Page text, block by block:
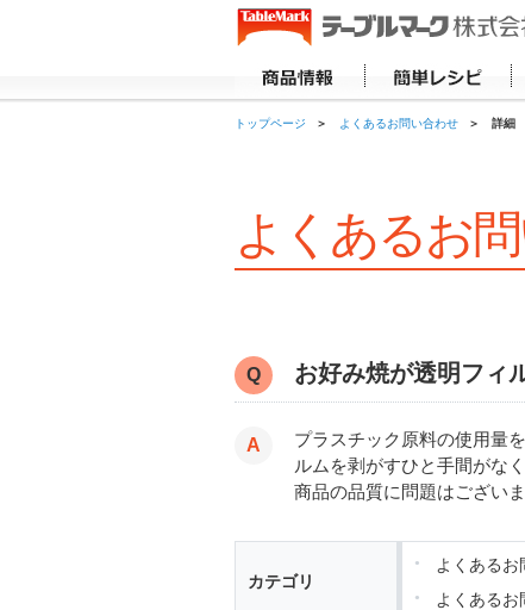
トップページ よくあるお問い合わせ 詳細
よくあるお
お好み焼が透明フィ
プラスチック原料の使用量
ルムを剥がすひと手間がな
商品の品質に問題はござい
カテゴリ
よくあるお
よくあるお